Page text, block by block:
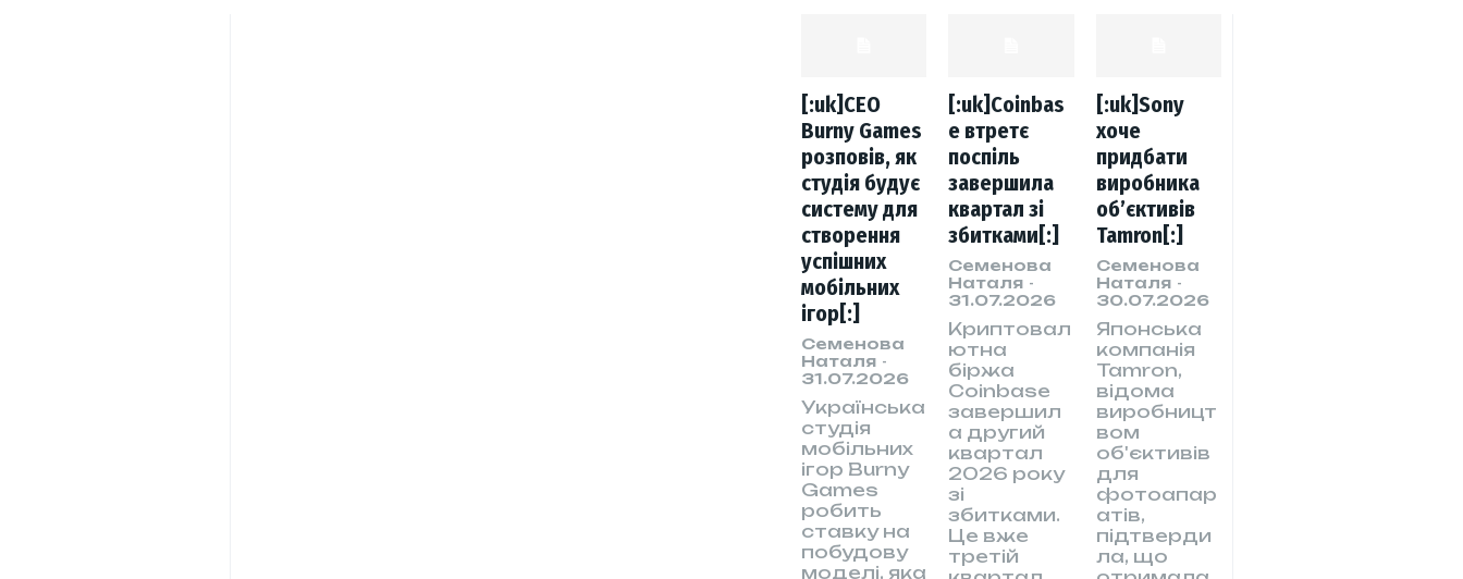
[:uk]CEO
Burny Games
розповів, як
студія будує
систему для
створення
успішних
мобільних
ігор[:]
Семенова
Наталя -
31.07.2026
Українська
студія
мобільних
ігор Burny
Games
робить
ставку на
побудову
моделі, яка
[:uk]Coinbas
e втретє
поспіль
завершила
квартал зі
збитками[:]
Семенова
Наталя -
31.07.2026
Криптовал
ютна
біржа
Coinbase
завершил
а другий
квартал
2026 року
зі
збитками.
Це вже
третій
[:uk]Sony
хоче
придбати
виробника
об’єктивів
Tamron[:]
Семенова
Наталя -
30.07.2026
Японська
компанія
Tamron,
відома
виробницт
вом
об'єктивів
для
фотоапар
атів,
підтверди
ла, що